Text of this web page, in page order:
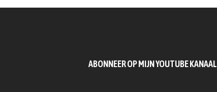
ABONNEER OP MIJN YOUTUBE KANAAL